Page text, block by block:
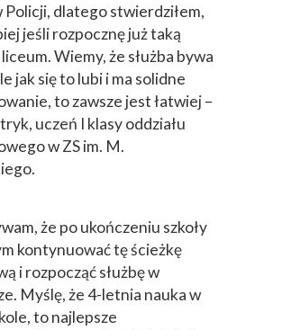
Policji, dlatego stwierdziłem,
jeśli rozpocznę już taką
Wiemy, że służba bywa
jak się to lubi i ma solidne
to zawsze jest łatwiej –
uczeń I klasy oddziału
w ZS im. M.
że po ukończeniu szkoły
kontynuować tę ścieżkę
i rozpocząć służbę w
Myślę, że 4-letnia nauka w
to najlepsze